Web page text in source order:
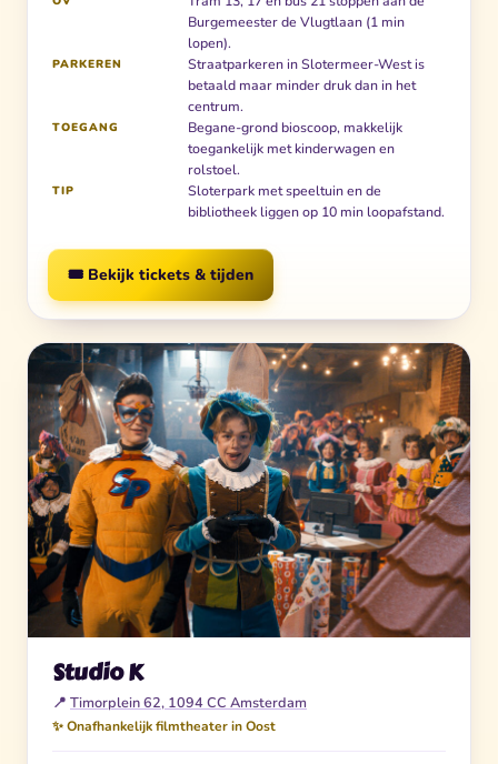
Burgemeester de Vlugtlaan (1 min
lopen).
PARKEREN
Straatparkeren in Slotermeer-West is
betaald maar minder druk dan in het
centrum.
TOEGANG
Begane-grond bioscoop, makkelijk
toegankelijk met kinderwagen en
rolstoel.
TIP
Sloterpark met speeltuin en de
bibliotheek liggen op 10 min loopafstand.
🎟️ Bekijk tickets & tijden
Studio K
📍 Timorplein 62, 1094 CC Amsterdam
✨ Onafhankelijk filmtheater in Oost